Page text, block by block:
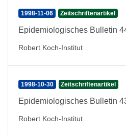
1998-11-06 Zeitschriftenartikel
Epidemiologisches Bulletin
Robert Koch-Institut
1998-10-30 Zeitschriftenartikel
Epidemiologisches Bulletin
Robert Koch-Institut